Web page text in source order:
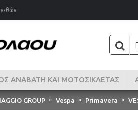
ΑΝΑΒΆΤΗ ΚΑΙ ΜΟΤΟΣΙΚΛΈΤΑΣ
GROUP Vespa Primavera